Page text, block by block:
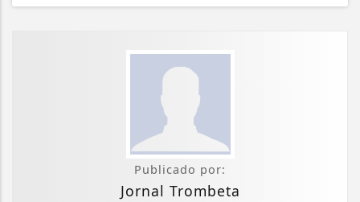
Publicado por:
Jornal Trombeta